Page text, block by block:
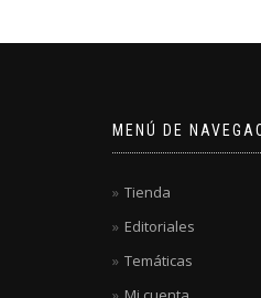
MENÚ DE
Tienda
Editoriales
Temáticas